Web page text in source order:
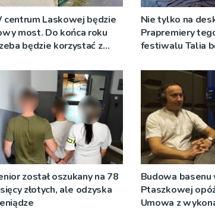
centrum Laskowej będzie
most. Do końca roku
będzie korzystać z
Nie tylko na
Prapremiery
festiwalu Talia
niecodziennych
okolicznościach
został oszukany na 78
złotych, ale odzyska
Budowa basenu
Ptaszkowej
Umowa z